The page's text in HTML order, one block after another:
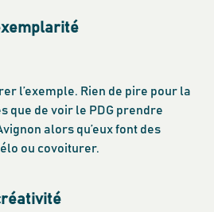
l’exemple. Rien de pire pour la
que de voir le PDG prendre
alors qu’eux font des
ou covoiturer.